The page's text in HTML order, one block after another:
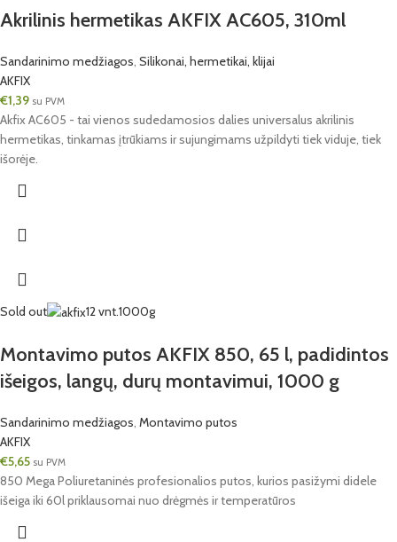
Akrilinis hermetikas AKFIX AC605, 310ml
Sandarinimo medžiagos, Silikonai, hermetikai, klijai
AKFIX
€1,39 su PVM
Akfix AC605 - tai vienos sudedamosios dalies universalus akrilinis
hermetikas, tinkamas įtrūkiams ir sujungimams užpildyti tiek viduje, tiek
išorėje.
Sold out 12 vnt.1000g
Montavimo putos AKFIX 850, 65 l, padidintos
išeigos, langų, durų montavimui, 1000 g
Sandarinimo medžiagos, Montavimo putos
AKFIX
€5,65 su PVM
850 Mega Poliuretaninės profesionalios putos, kurios pasižymi didele
išeiga iki 60l priklausomai nuo drėgmės ir temperatūros